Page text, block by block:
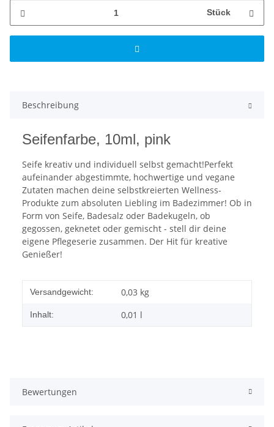
Stück
Beschreibung
Seifenfarbe, 10ml, pink
Seife kreativ und individuell selbst gemacht!Perfekt
aufeinander abgestimmte, hochwertige und vegane
Zutaten machen deine selbstkreierten Wellness-
Produkte zum absoluten Liebling im Badezimmer! Ob in
Form von Seife, Badesalz oder Badekugeln, ob
gegossen, geknetet oder gemischt - stell dir deine
eigene Pflegeserie zusammen. Der Hit für kreative
Genießer!
Versandgewicht: 0,03 kg
Inhalt: 0,01 l
Bewertungen